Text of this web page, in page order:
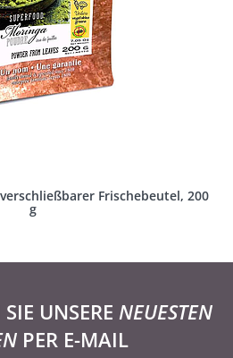
Frischebeutel, 200
g
UNSERE NEUESTEN
PER E-MAIL